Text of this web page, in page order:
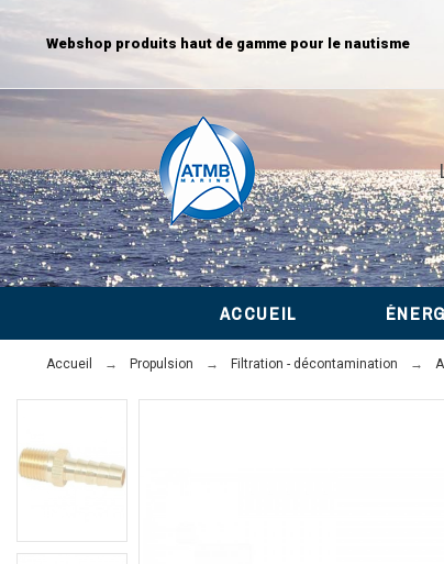
Webshop produits haut de gamme pour le nautisme
ACCUEIL
Accueil Propulsion Filtration - décontamination